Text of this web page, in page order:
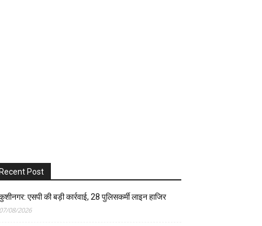
Recent Post
एसपी की बड़ी कार्रवाई, 28 पुलिसकर्मी लाइन हाजिर
07/08/2026